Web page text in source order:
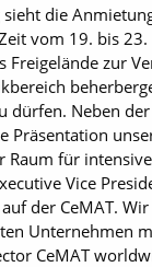
sieht die
vom 19. bis
Freigelände zur
dürfen. Neben
Präsentation
Raum für
Vice
der CeMAT.
Unternehmen
CeMAT